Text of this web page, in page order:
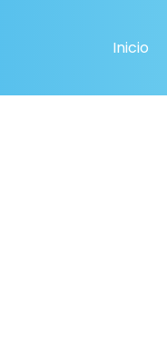
Inicio